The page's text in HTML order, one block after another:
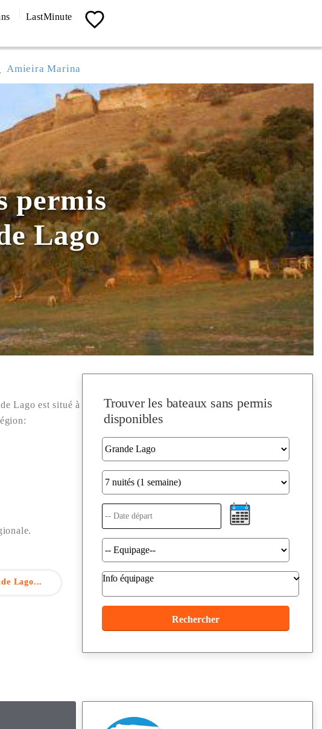
04 67 13 19 62
LastMinute
Amieira Marina
permis
Lago
Lago est situé à
Lago...
Trouver les bateaux sans permis
disponibles
Info équipage